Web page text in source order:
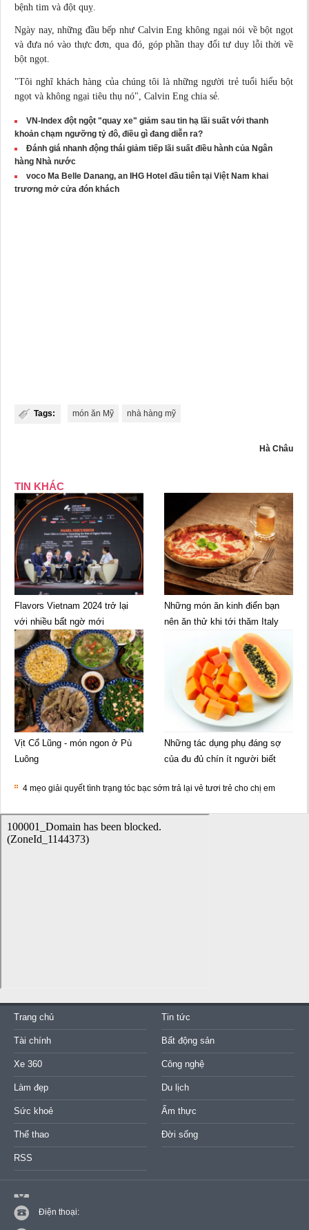
bệnh tim và đột quỵ.
Ngày nay, những đầu bếp như Calvin Eng không ngại nói về bột ngọt
và đưa nó vào thực đơn, qua đó, góp phần thay đổi tư duy lỗi thời về
bột ngọt.
"Tôi nghĩ khách hàng của chúng tôi là những người trẻ tuổi hiểu bột
ngọt và không ngại tiêu thụ nó", Calvin Eng chia sẻ
VN-Index đột ngột "quay xe" giảm sau tin hạ lãi suất với thanh
khoản chạm ngưỡng tỷ đô, điều gì đang diễn ra?
Đánh giá nhanh động thái giảm tiếp lãi suất điều hành của Ngân
hàng Nhà nước
voco Ma Belle Danang, an IHG Hotel đầu tiên tại Việt Nam khai
trương mở cửa đón khách
Tags: món ăn Mỹ nhà hàng mỹ
Hà Châu
TIN KHÁC
Flavors Vietnam 2024 trở lại
với nhiều bất ngờ mới
Những món ăn kinh điển bạn
nên ăn thử khi tới thăm Italy
Vịt Cổ Lũng - món ngon ở Pù
Luông
Những tác dụng phụ đáng sợ
của đu đủ chín ít người biết
4 mẹo giải quyết tình trạng tóc bạc sớm trả lại vẻ tươi trẻ cho chị em
Trang chủ Tin tức
Tài chính Bất động sản
Xe 360 Công nghệ
Làm đẹp Du lịch
Sức khoẻ Ẩm thực
Thể thao Đời sống
RSS
Điện thoại: